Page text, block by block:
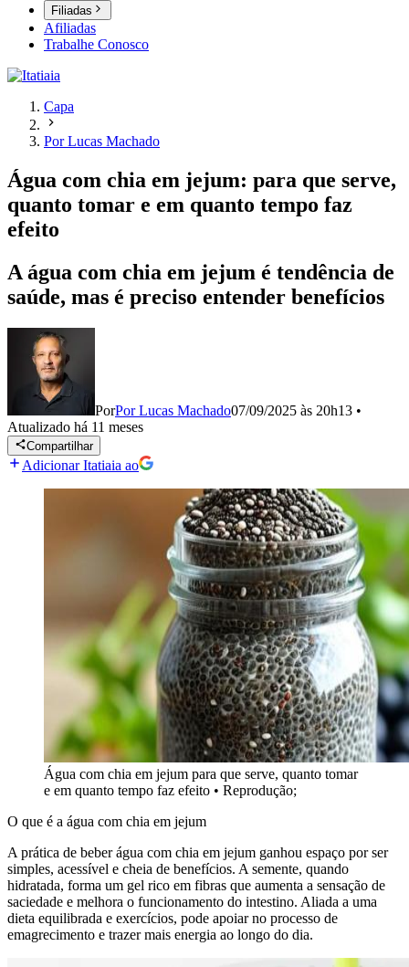
Filiadas
Afiliadas
Trabalhe Conosco
Capa
Por Lucas Machado
Água com chia em jejum: para que serve,
quanto tomar e em quanto tempo faz
efeito
A água com chia em jejum é tendência de
saúde, mas é preciso entender benefícios
PorPor Lucas Machado07/09/2025 às 20h13 •
Atualizado há 11 meses
Compartilhar
Adicionar Itatiaia ao
Água com chia em jejum para que serve, quanto tomar
e em quanto tempo faz efeito • Reprodução;
O que é a água com chia em jejum
A prática de beber água com chia em jejum ganhou espaço por ser
simples, acessível e cheia de benefícios. A semente, quando
hidratada, forma um gel rico em fibras que aumenta a sensação de
saciedade e melhora o funcionamento do intestino. Aliada a uma
dieta equilibrada e exercícios, pode apoiar no processo de
emagrecimento e trazer mais energia ao longo do dia.